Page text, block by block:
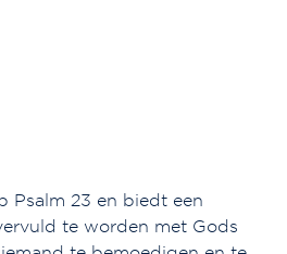
Psalm 23 en biedt een
te worden met Gods